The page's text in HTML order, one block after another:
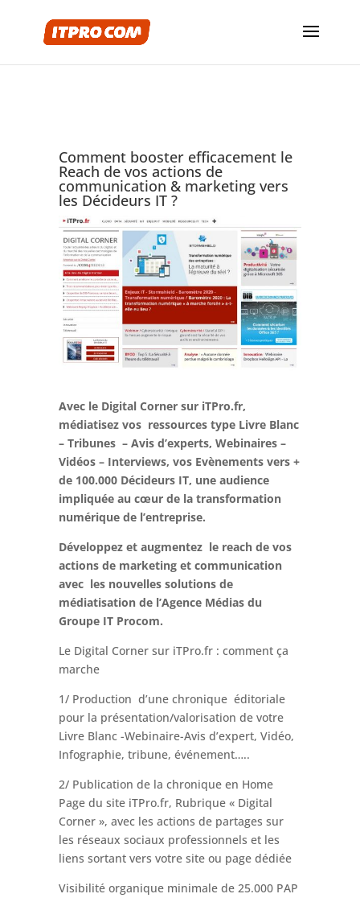
Comment booster efficacement le
Reach de vos actions de
communication & marketing vers
les Décideurs IT ?
Avec le Digital Corner sur iTPro.fr,
médiatisez vos ressources type Livre Blanc
– Tribunes – Avis d’experts, Webinaires –
Vidéos – Interviews, vos Evènements vers +
de 100.000 Décideurs IT, une audience
impliquée au cœur de la transformation
numérique de l’entreprise.
Développez et augmentez le reach de vos
actions de marketing et communication
avec les nouvelles solutions de
médiatisation de l’Agence Médias du
Groupe IT Procom.
Le Digital Corner sur iTPro.fr : comment ça
marche
1/ Production d’une chronique éditoriale
pour la présentation/valorisation de votre
Livre Blanc -Webinaire-Avis d’expert, Vidéo,
Infographie, tribune, événement…..
2/ Publication de la chronique en Home
Page du site iTPro.fr, Rubrique « Digital
Corner », avec les actions de partages sur
les réseaux sociaux professionnels et les
liens sortant vers votre site ou page dédiée
Visibilité organique minimale de 25.000 PAP